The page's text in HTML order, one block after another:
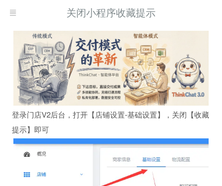
关闭小程序收藏提示
登录门店V2后台，打开【店铺设置-基础设置】，关闭【收藏
提示】即可